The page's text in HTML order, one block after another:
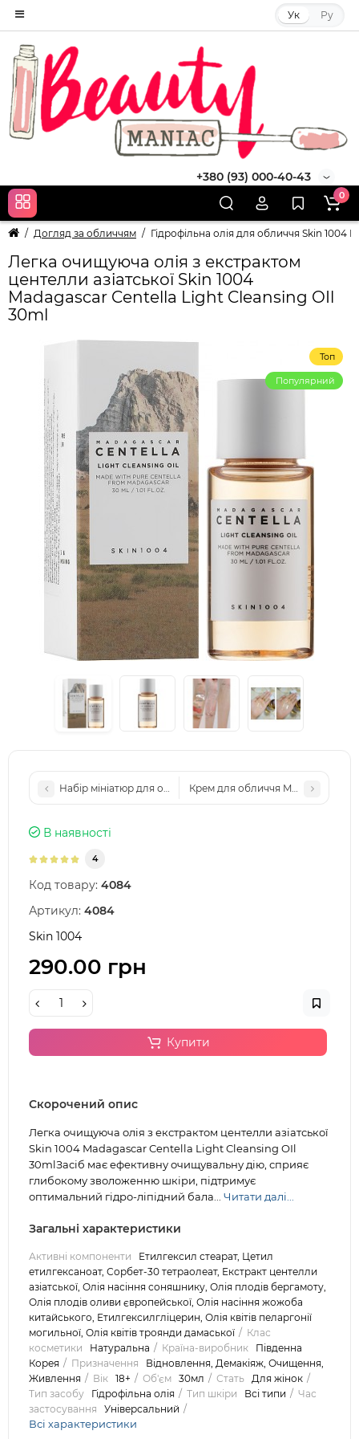
Ук Ру
+380 (93) 000-40-43
0
Догляд за обличчям Гідрофільна олія для обличчя Skin
Легка очищуюча олія з екстрактом
центелли азіатської Skin 1004
Madagascar Centella Light Cleansing OIl
30ml
Топ
Популярний
Набір мініатюр для обличчя Purito 101 SET
Крем для обличчя Medi-Peel
В наявності
4
Код товару: 4084
Артикул: 4084
Skin 1004
290.00 грн
Купити
Скорочений опис
Легка очищуюча олія з екстрактом центелли азіатської
Skin 1004 Madagascar Centella Light Cleansing OIl
30mlЗасіб має ефективну очищувальну дію, сприяє
глибокому зволоженню шкіри, підтримує
оптимальний гідро-ліпідний бала... Читати далі...
Загальні характеристики
Активні компоненти
Етилгексил стеарат, Цетил
етилгексаноат, Сорбет-30 тетраолеат, Екстракт центелли
азіатської, Олія насіння соняшнику, Олія плодів бергамоту,
Олія плодів оливи європейської, Олія насіння жожоба
китайського, Етилгексилгліцерин, Олія квітів пеларгонії
могильної, Олія квітів троянди дамаської
Клас
косметики
Натуральна Країна-виробник
Південна
Корея
Призначення
Відновлення, Демакіяж, Очищення,
Живлення
Вік 18+ Об'єм 30мл Стать Для жінок
Тип засобу
Гідрофільна олія Тип шкіри Всі типи
Час
застосування
Універсальний
Всі характеристики